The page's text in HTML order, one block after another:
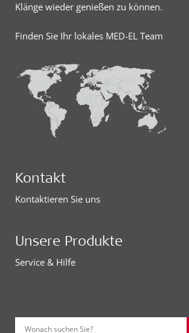
Klänge wieder genießen zu können.
Finden Sie Ihr lokales MED-EL Team
Kontakt
Kontaktieren Sie uns
Unsere Produkte
Service & Hilfe
Wonach suchen Sie?